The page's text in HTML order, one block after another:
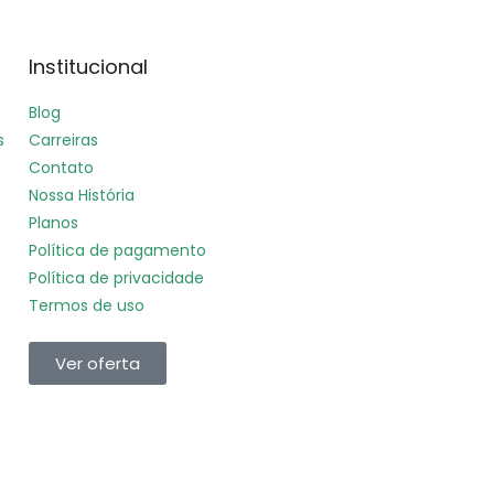
Institucional
Blog
Carreiras
Contato
Nossa História
Planos
Política de pagamento
Política de privacidade
Termos de uso
Ver oferta